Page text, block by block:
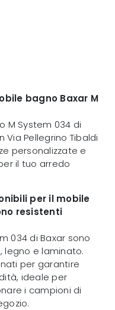
bagno Baxar M
M System 034 di
Via Pellegrino Tibaldi
personalizzate e
il tuo arredo
per il mobile
resistenti
034 di Baxar sono
legno e laminato.
per garantire
ideale per
i campioni di